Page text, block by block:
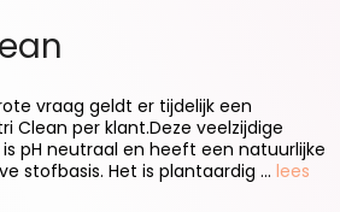
vraag geldt er tijdelijk een
Clean per klant.Deze veelzijdige
pH neutraal en heeft een natuurlijke
stofbasis. Het is plantaardig ...